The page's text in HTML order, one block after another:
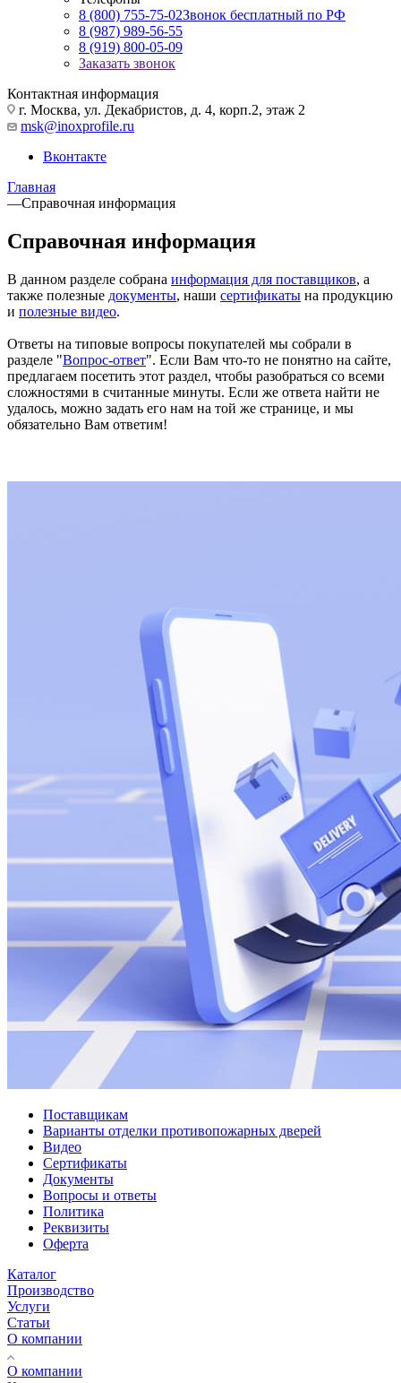
8 (800) 755-75-02Звонок бесплатный по РФ
8 (987) 989-56-55
8 (919) 800-05-09
Заказать звонок
Контактная информация
г. Москва, ул. Декабристов, д. 4, корп.2, этаж 2
msk@inoxprofile.ru
Вконтакте
Главная
—Справочная информация
Справочная информация
В данном разделе собрана информация для поставщиков, а
также полезные документы, наши сертификаты на продукцию
и полезные видео.
Ответы на типовые вопросы покупателей мы собрали в
разделе "Вопрос-ответ". Если Вам что-то не понятно на сайте,
предлагаем посетить этот раздел, чтобы разобраться со всеми
сложностями в считанные минуты. Если же ответа найти не
удалось, можно задать его нам на той же странице, и мы
обязательно Вам ответим!
Поставщикам
Варианты отделки противопожарных дверей
Видео
Сертификаты
Документы
Вопросы и ответы
Политика
Реквизиты
Оферта
Каталог
Производство
Услуги
Статьи
О компании
О компании